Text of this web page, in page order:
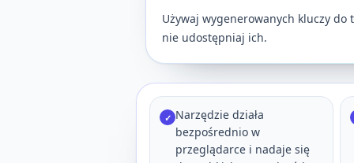
Używaj wygenerowanych kluczy
nie udostępniaj ich.
✓ Narzędzie działa
bezpośrednio w
przeglądarce i nadaje się